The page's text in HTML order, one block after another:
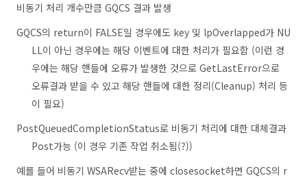
비동기 처리 개수만큼 GQCS 결과 발생
GQCS의 return이 FALSE일 경우에도 key 및 lpOverlapped가 NU
LL이 아닌 경우에는 해당 이벤트에 대한 처리가 필요함 (이런 경
우에는 해당 핸들에 오류가 발생한 것으로 GetLastError으로
오류결과 받을 수 있고 해당 핸들에 대한 정리(Cleanup) 처리 등
이 필요)
PostQueuedCompletionStatus로 비동기 처리에 대한 대체결과
Post가능 (이 경우 기존 작업 취소됨(?))
예를 들어 비동기 WSARecv받는 중에 closesocket하면 GQCS의 r